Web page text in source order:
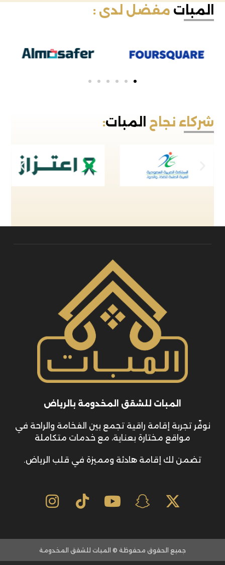
المبات مفضل لدى :
شركاء نجاح المبات:
المبات للشقق المخدومة بالرياض
نوفّر تجربة إقامة راقية تجمع بين الفخامة والراحة في
مواقع مختارة بعناية، مع خدمات متكاملة
تضمن لك إقامة هادئة ومميزة في قلب الرياض.
جميع الحقوق محفوظة © المبات للشقق المخدومة